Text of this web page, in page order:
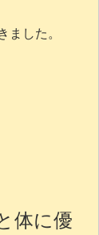
ました。
体に優